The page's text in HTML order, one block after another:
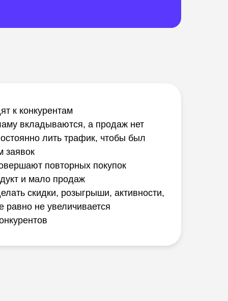
Ежедневная обратная
связь от экспертов
программы
к конкурентам
вкладываются, а продаж нет
лить трафик, чтобы был
заявок
повторных покупок
и мало продаж
скидки, розыгрыши, активности,
равно не увеличивается